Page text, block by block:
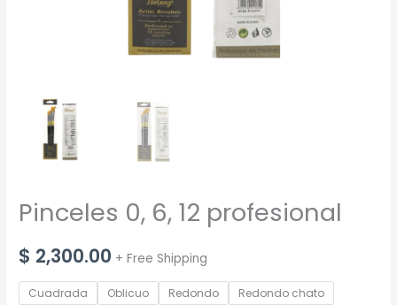
Pinceles 0, 6, 12 profesional
$ 2,300.00 + Free Shipping
Cuadrada Oblicuo Redondo Redondo chato